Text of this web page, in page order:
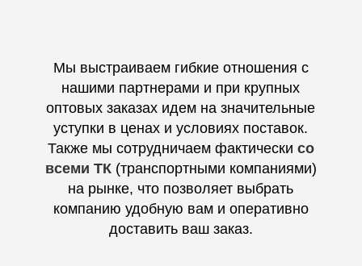
Мы выстраиваем гибкие отношения с
нашими партнерами и при крупных
оптовых заказах идем на значительные
уступки в ценах и условиях поставок.
Также мы сотрудничаем фактически со
всеми ТК(транспортными компаниями)
на рынке, что позволяет выбрать
компанию удобную вам и оперативно
доставить ваш заказ.